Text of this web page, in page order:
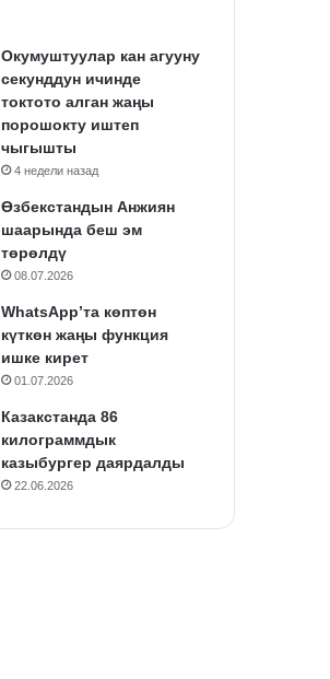
Окумуштуулар кан агууну
секунддун ичинде
токтото алган жаңы
порошокту иштеп
чыгышты
4 недели назад
Өзбекстандын Анжиян
шаарында беш эм
төрөлдү
08.07.2026
WhatsApp’та көптөн
күткөн жаңы функция
ишке кирет
01.07.2026
Казакстанда 86
килограммдык
казыбургер даярдалды
22.06.2026